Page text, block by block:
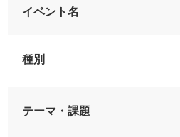
イベント名
種別
テーマ・課題